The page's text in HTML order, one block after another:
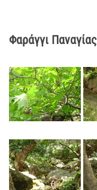
Φαράγγι Παναγίας